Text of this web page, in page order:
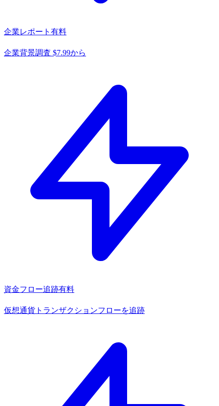
企業レポート 有料
企業背景調査 $7.99から
資金フロー追跡有料
仮想通貨トランザクションフローを追跡